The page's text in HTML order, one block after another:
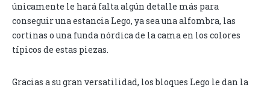
únicamente le hará falta algún detalle más para
conseguir una estancia Lego, ya sea una alfombra, las
cortinas o una funda nórdica de la cama en los colores
típicos de estas piezas.
Gracias a su gran versatilidad, los bloques Lego le dan la